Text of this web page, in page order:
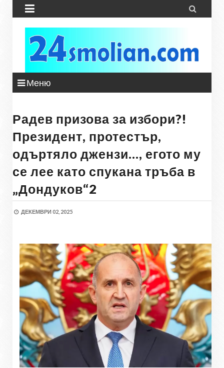
 
Меню
Радев призова за избори?!
Президент, протестър,
одъртяло джензи…, егото му
се лее като спукана тръба в
„Дондуков“2
ДЕКЕМВРИ 02, 2025